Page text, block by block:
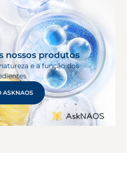
nossos produtos
e a função dos
ASKNAOS